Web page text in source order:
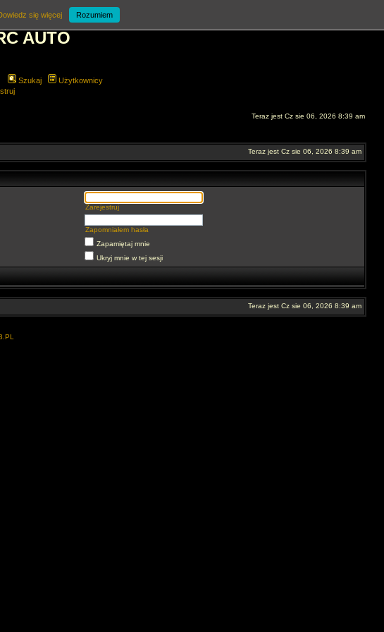
AUTO
Szukaj
Użytkownicy
Teraz jest Cz sie 06, 2026 8:39 am
Teraz jest Cz sie 06, 2026 8:39 am
Zarejestruj
Zapomniałem hasła
Zapamiętaj mnie
Ukryj mnie w tej sesji
Teraz jest Cz sie 06, 2026 8:39 am
się więcej Rozumiem